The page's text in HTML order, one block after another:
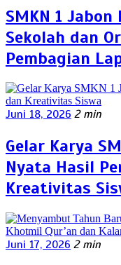
SMKN 1
Sekolah dan
Pembagian
Juni 18, 2026 2 min
Gelar Karya
Nyata Hasil
Kreativitas
Juni 17, 2026 2 min